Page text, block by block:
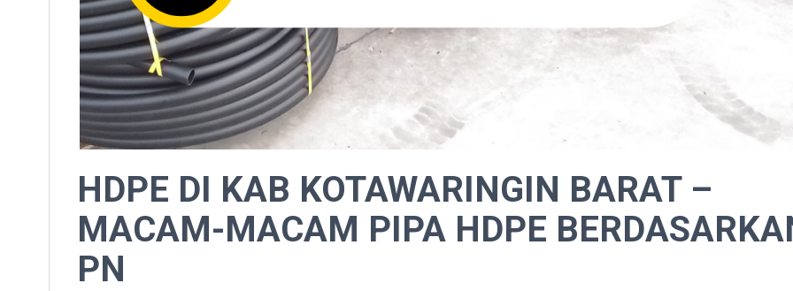
HDPE DI KAB KOTAWARINGIN BARAT –
MACAM-MACAM PIPA HDPE
PN